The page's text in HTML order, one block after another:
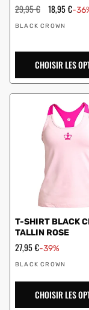
Prix
régulier
29,95 € Prix
en
solde
18,95 €-
Vendeur
BLACK CROWN
CHOISIR LES
T-SHIRT BLACK
TALLIN ROSE
Prix
en
solde
27,95 €-39%
Vendeur
BLACK CROWN
CHOISIR LES